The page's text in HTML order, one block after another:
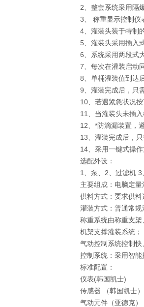
2、整套系统采用隔
3、 称重显示控制仪
4、灌装头装于特制
5、灌装头采用插入
6、系统采用两段式
7、每次在灌装启动
8、单桶灌装值到达
9、灌装完成后，只
10、若遇紧急状况
11、当灌装头未插
12、*防滴漏装置，
13、灌装完成后，
14、采用一键式操
选配外设：
1、泵、2、过滤机
主要组成：电脑定
供料方式：要求供
灌装方式：普通常
称重系统由称重支
机架支撑灌装系统；
气动控制系统控制
控制系统：采用智
标准配置：
仪表(韩国凯士)
传感器 （韩国凯士）
气动元件（亚德克）